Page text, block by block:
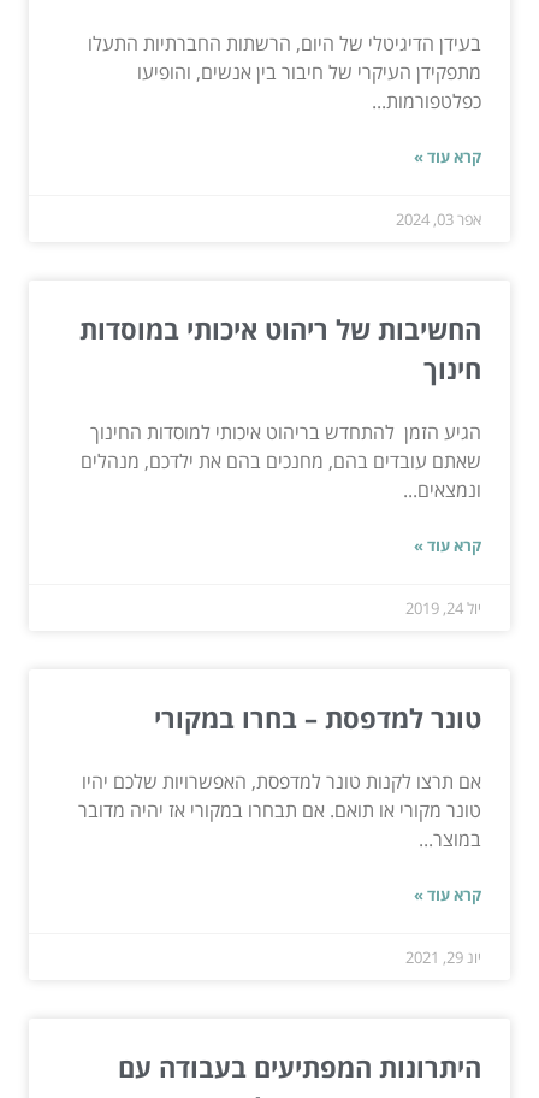
בעידן הדיגיטלי של היום, הרשתות החברתיות התעלו
מתפקידן העיקרי של חיבור בין אנשים, והופיעו
כפלטפורמות...
קרא עוד »
אפר 03, 2024
החשיבות של ריהוט איכותי במוסדות
חינוך
הגיע הזמן להתחדש בריהוט איכותי למוסדות החינוך
שאתם עובדים בהם, מחנכים בהם את ילדכם, מנהלים
ונמצאים...
קרא עוד »
יול 24, 2019
טונר למדפסת – בחרו במקורי
אם תרצו לקנות טונר למדפסת, האפשרויות שלכם יהיו
טונר מקורי או תואם. אם תבחרו במקורי אז יהיה מדובר
במוצר...
קרא עוד »
יונ 29, 2021
היתרונות המפתיעים בעבודה עם